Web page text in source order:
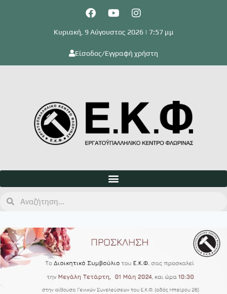
Κυριακή, 9 Αύγουστος 2026 | 7:57 μμ
Είσοδος/Εγγραφή χρήστη